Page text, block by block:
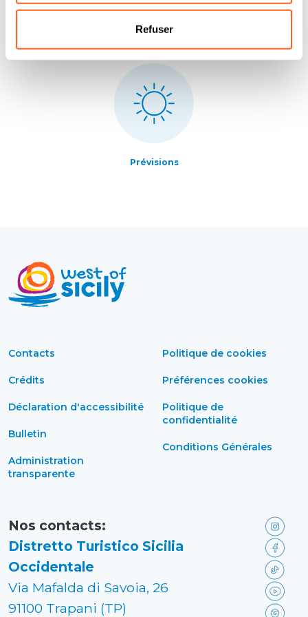
RefuserComment y arriver
Prévisions
Contacts
Crédits
Déclaration d'accessibilité
Bulletin
Administration
transparente
Politique de cookies
Préférences cookies
Politique de
confidentialité
Conditions Générales
Nos contacts:
Distretto Turistico Sicilia
Occidentale
Via Mafalda di Savoia, 26
91100 Trapani (TP)